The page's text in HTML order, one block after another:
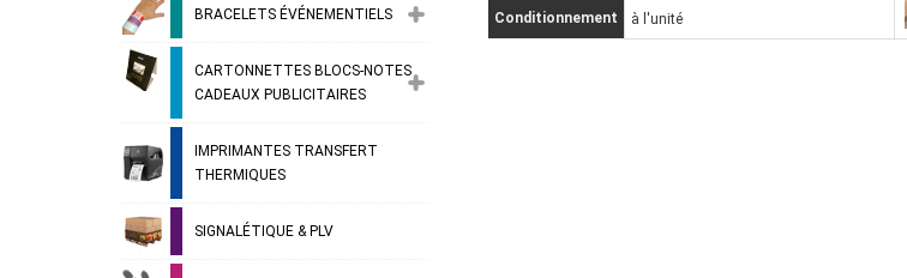
Conditionnement à l'unité
BRACELETS ÉVÉNEMENTIELS
CARTONNETTES BLOCS-NOTES
CADEAUX PUBLICITAIRES
IMPRIMANTES TRANSFERT
THERMIQUES
SIGNALÉTIQUE & PLV